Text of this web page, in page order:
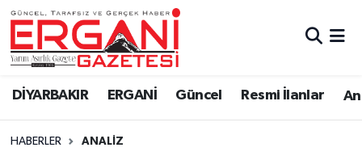
DİYARBAKIR ERGANİ Güncel Resmi İlanlar
HABERLER ANALIZ
DİYARBAKIR
BİSMİL
BAĞLAR
ERGANİ
Güncel
Ergani Nöbetçi Eczaneler
Ergani Hava Durumu
Ergani Trafik Yoğunluk Haritası